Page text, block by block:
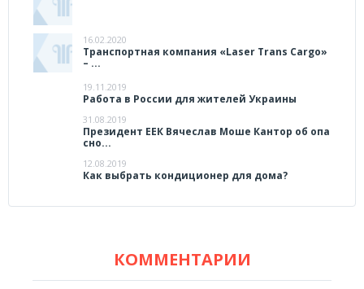
16.02.2020
Транспортная компания «Laser Trans Cargo»
– ...
19.11.2019
Работа в России для жителей Украины
31.08.2019
Президент ЕЕК Вячеслав Моше Кантор об опа
сно...
12.08.2019
Как выбрать кондиционер для дома?
КОММЕНТАРИИ